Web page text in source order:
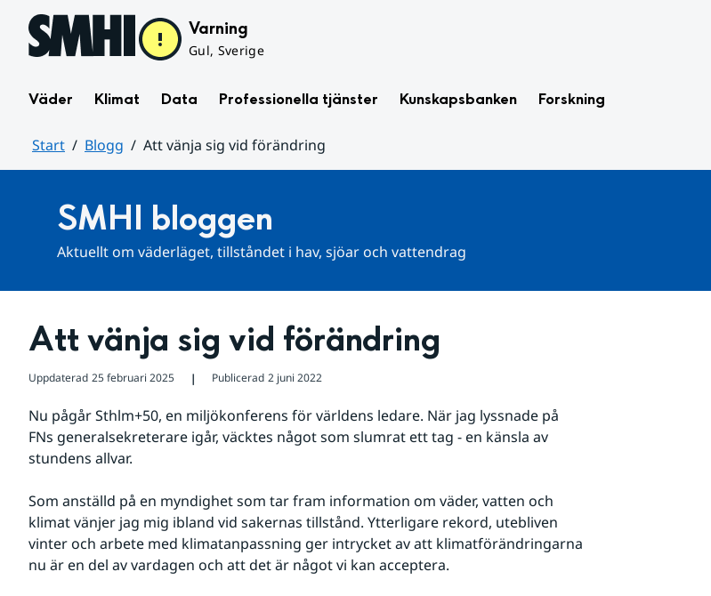
Hoppa till sidans innehåll Varning
Gul, Sverige
Väder Klimat Data Professionella tjänster Kunskapsbanken Forskning
Start Blogg
Att vänja sig vid förändring
SMHI bloggen
Aktuellt om väderläget, tillståndet i hav, sjöar och vattendrag
Att vänja sig vid förändring
Uppdaterad 25 februari 2025 ❘ Publicerad 2 juni 2022
Nu pågår Sthlm+50, en miljökonferens för världens ledare. När jag lyssnade på
FNs generalsekreterare igår, väcktes något som slumrat ett tag - en känsla av
stundens allvar.
Som anställd på en myndighet som tar fram information om väder, vatten och
klimat vänjer jag mig ibland vid sakernas tillstånd. Ytterligare rekord, utebliven
vinter och arbete med klimatanpassning ger intrycket av att klimatförändringarna
nu är en del av vardagen och att det är något vi kan acceptera.